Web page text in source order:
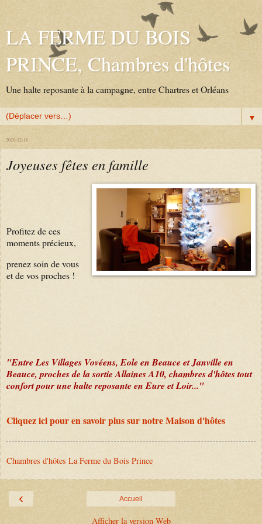
LA FERME DU BOIS
PRINCE, Chambres d'hôtes
Une halte reposante à la campagne, entre Chartres et Orléans
▼
2020-12-16
Joyeuses fêtes en famille
Profitez de ces
moments précieux,
prenez soin de vous
et de vos proches !
"Entre Les Villages Vovéens, Eole en Beauce et Janville en
Beauce, proches de la sortie Allaines A10, chambres d'hôtes tout
confort pour une halte reposante en Eure et Loir..."
Cliquez ici pour en savoir plus sur notre Maison d'hôtes
Chambres d'hôtes La Ferme du Bois Prince
‹ Accueil
Afficher la version Web